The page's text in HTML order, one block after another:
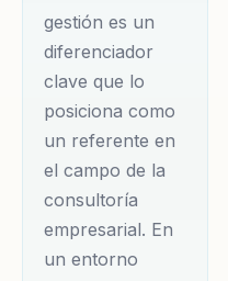
gestión es un
diferenciador
clave que lo
posiciona como
un referente en
el campo de la
consultoría
empresarial. En
un entorno